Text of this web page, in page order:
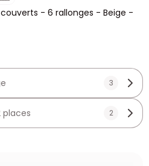
- 6 rallonges - Beige -
3
places 2